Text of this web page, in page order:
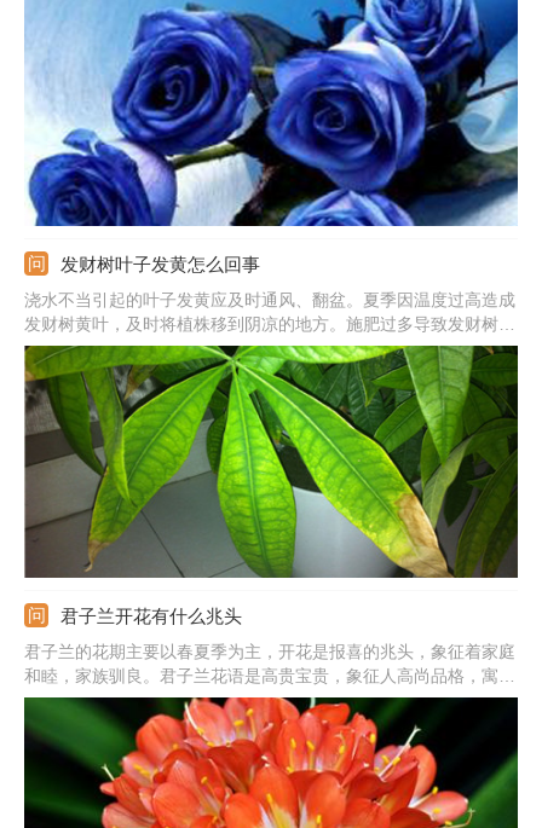
色染色剂染制而成。
发财树叶子发黄怎么回事
浇水不当引起的叶子发黄应及时通风、翻盆。夏季因温度过高造成
发财树黄叶，及时将植株移到阴凉的地方。施肥过多导致发财树根
部腐烂，将植株脱盆，清理腐烂的部分，换上新土，重新栽种。
君子兰开花有什么兆头
君子兰的花期主要以春夏季为主，开花是报喜的兆头，象征着家庭
和睦，家族驯良。君子兰花语是高贵宝贵，象征人高尚品格，寓意
高雅公正。正如花开养人屋的说法一样，君子兰开花是个很好的兆
头。